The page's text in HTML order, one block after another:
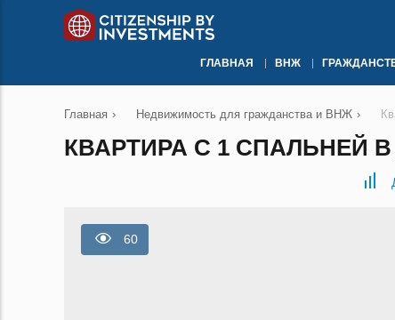
ГЛАВНАЯ ВНЖ
Главная › Недвижимость для гражданства и ВНЖ ›
КВАРТИРА С 1 СПАЛЬНЕЙ
60